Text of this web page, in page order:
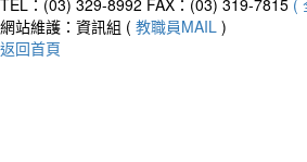
網站維護：資訊組 ( 教職員MAIL )
返回首頁